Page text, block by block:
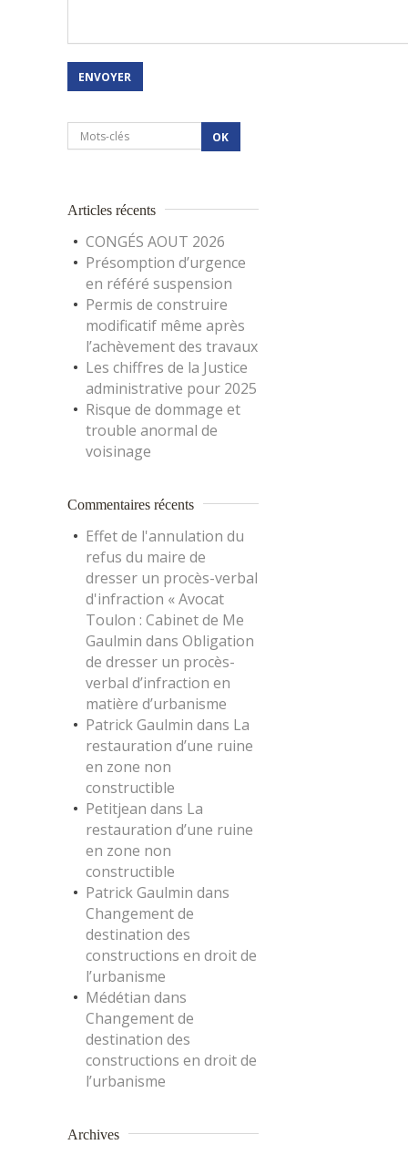
Articles récents
CONGÉS AOUT 2026
Présomption d’urgence
en référé suspension
Permis de construire
modificatif même après
l’achèvement des travaux
Les chiffres de la Justice
administrative pour 2025
Risque de dommage et
trouble anormal de
voisinage
Commentaires récents
Effet de l'annulation du
refus du maire de
dresser un procès-verbal
d'infraction « Avocat
Toulon : Cabinet de Me
Gaulmin dans Obligation
de dresser un procès-
verbal d’infraction en
matière d’urbanisme
Patrick Gaulmin dans La
restauration d’une ruine
en zone non
constructible
Petitjean dans La
restauration d’une ruine
en zone non
constructible
Patrick Gaulmin dans
Changement de
destination des
constructions en droit de
l’urbanisme
Médétian dans
Changement de
destination des
constructions en droit de
l’urbanisme
Archives